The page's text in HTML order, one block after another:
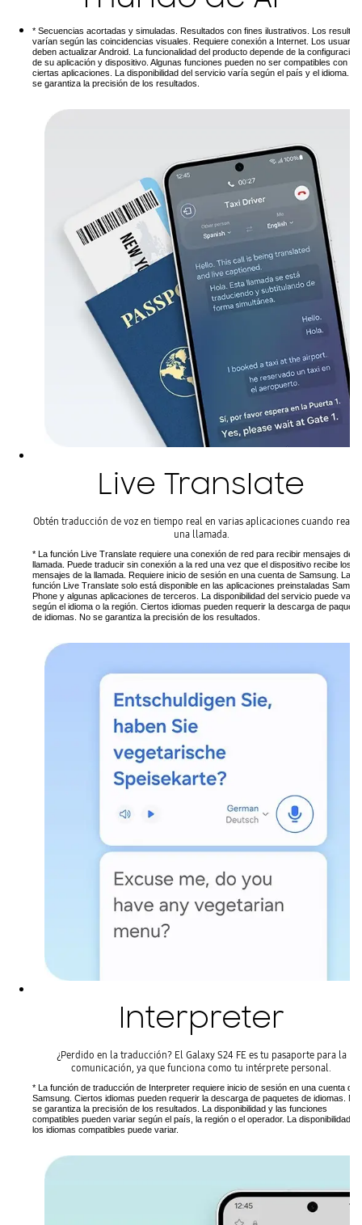
* Secuencias acortadas y simuladas. Resultados con fines ilustrativos. Los
varían según las coincidencias visuales. Requiere conexión a Internet. Los usuarios
deben actualizar Android. La funcionalidad del producto depende de la configuración
de su aplicación y dispositivo. Algunas funciones pueden no ser compatibles con
ciertas aplicaciones. La disponibilidad del servicio varía según el país y el idioma. No
se garantiza la precisión de los resultados.
Live Translate
Obtén traducción de voz en tiempo real en varias aplicaciones cuando
una llamada.
* La función Live Translate requiere una conexión de red para recibir mensajes de la
llamada. Puede traducir sin conexión a la red una vez que el dispositivo recibe los
mensajes de la llamada. Requiere inicio de sesión en una cuenta de Samsung. La
función Live Translate solo está disponible en las aplicaciones preinstaladas
Phone y algunas aplicaciones de terceros. La disponibilidad del servicio puede
según el idioma o la región. Ciertos idiomas pueden requerir la descarga de
de idiomas. No se garantiza la precisión de los resultados.
Interpreter
¿Perdido en la traducción? El Galaxy S24 FE es tu pasaporte para la
comunicación, ya que funciona como tu intérprete personal.
* La función de traducción de Interpreter requiere inicio de sesión en una cuenta de
Samsung. Ciertos idiomas pueden requerir la descarga de paquetes de idiomas. No
se garantiza la precisión de los resultados. La disponibilidad y las funciones
compatibles pueden variar según el país, la región o el operador. La disponibilidad de
los idiomas compatibles puede variar.